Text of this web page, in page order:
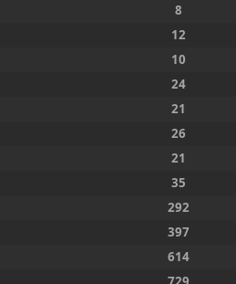
8
12
10
24
21
26
21
35
292
397
614